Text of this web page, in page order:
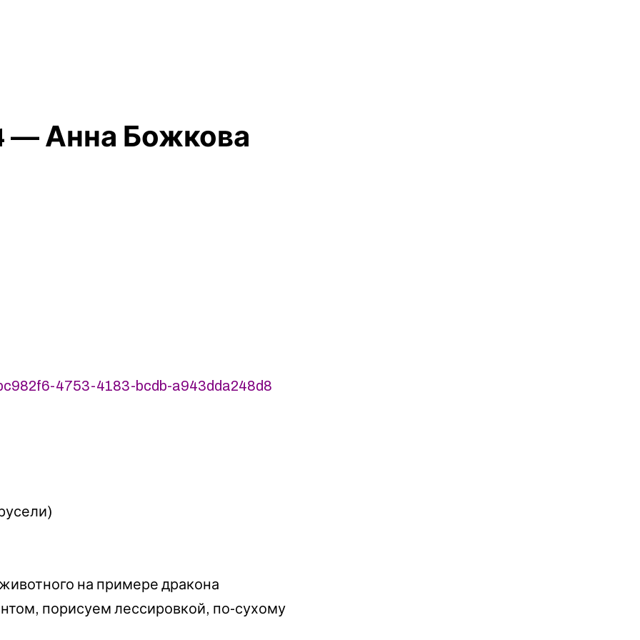
— Анна Божкова
4753-4183-bcdb-a943dda248d8
на примере дракона
порисуем лессировкой, по-сухому